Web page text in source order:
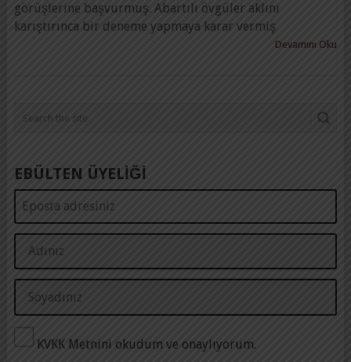
görüşlerine başvurmuş. Abartılı övgüler aklını
karıştırınca bir deneme yapmaya karar vermiş
Devamını Oku
EBÜLTEN ÜYELİĞİ
KVKK Metnini okudum ve onaylıyorum.